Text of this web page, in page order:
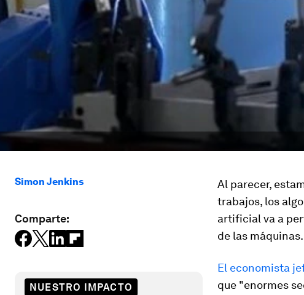
Simon Jenkins
Comparte:
NUESTRO IMPACTO
Al parecer,
trabajos, los
artificial va a
de las máquinas.
El economista
que "enormes